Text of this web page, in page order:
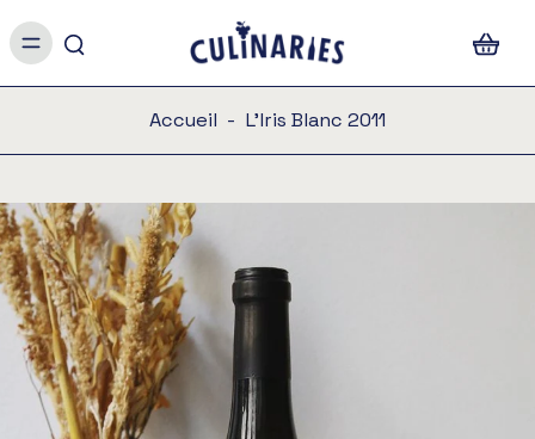
Accueil - L'Iris Blanc 2011